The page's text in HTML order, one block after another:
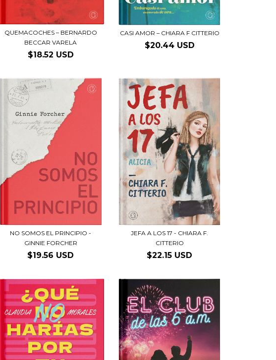
QUEMACOCHES – BERNARDO
BECCAR VARELA
$18.52 USD
CASI AMOR – CHIARA F CITTERIO
$20.44 USD
NO SOMOS EL PRINCIPIO -
GINNIE FORCHER
$19.56 USD
JEFA A LOS 17 - CHIARA F.
CITTERIO
$22.15 USD